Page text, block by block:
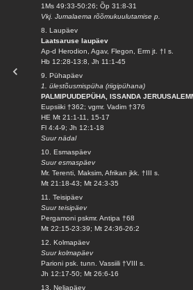
1Ms 49:33-50:26; Õp 31:8-31
Vkj. Jumalaema rõõmukuulutamise p.
8. Laupäev
Laatsaruse laupäev
Ap-d Herodion, Agav, Flegon, Erm jt. †I s.
Hb 12:28-13:8, Jh 11:1-45
9. Pühapäev
1. ülestõusmispüha (riigipühana)
PALMIPUUDEPÜHA, ISSANDA
Eupsiiki †362; vgmr. Vadim †376
HE Mt 21:1-11, 15-17
Fl 4:4-9; Jh 12:1-18
Suur nädal
10. Esmaspäev
Suur esmaspäev
Mr. Terenti, Maksim, Afrikan jkk. †III s.
Mt 21:18-43; Mt 24:3-35
11. Teisipäev
Suur teisipäev
Pergamoni pskmr. Antipa †68
Mt 22:15-23:39; Mt 24:36-26:2
12. Kolmapäev
Suur kolmapäev
Parioni psk. tunn. Vassiili †VIII s.
Jh 12:17-50; Mt 26:6-16
13. Neljapäev